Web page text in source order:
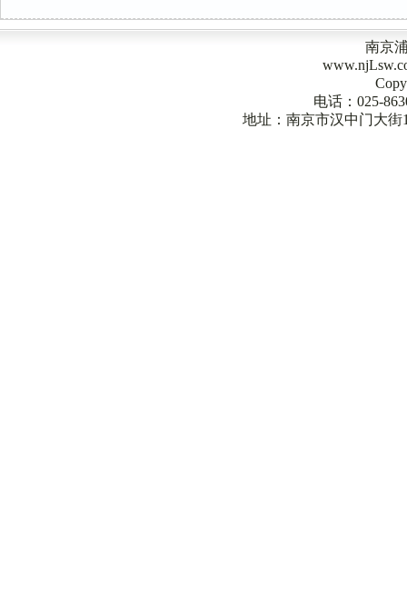
南京
电话：025-
地址：南京市汉中门大